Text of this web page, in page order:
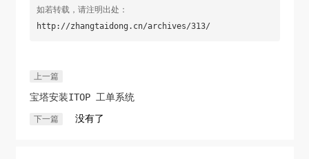
        },
    },
如若转载，请注明出处：
http://zhangtaidong.cn/archives/313/
上一篇
宝塔安装ITOP 工单系统
下一篇 没有了